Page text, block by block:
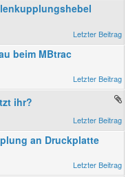
beim MBtrac
ihr?
an Druckplatte